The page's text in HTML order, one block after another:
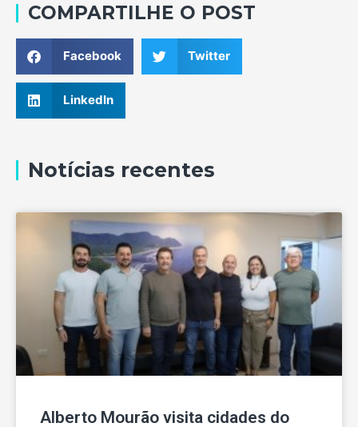
COMPARTILHE O POST
Facebook Twitter
LinkedIn
Notícias recentes
Alberto Mourão visita cidades do